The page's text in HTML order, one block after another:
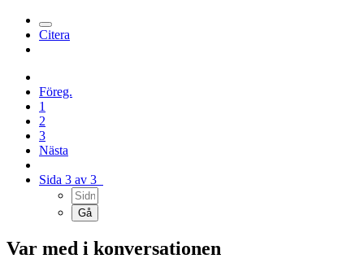
Citera
Föreg.
1
2
3
Nästa
Sida 3 av 3
Var med i konversationen